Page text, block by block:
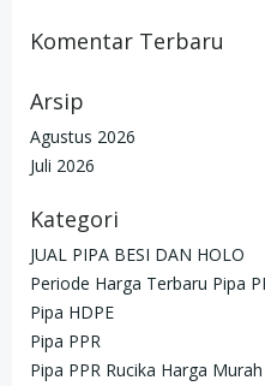
Komentar Terbaru
Arsip
Agustus 2026
Juli 2026
Kategori
JUAL PIPA BESI DAN HOLO
Periode Harga Terbaru Pipa
Pipa HDPE
Pipa PPR
Pipa PPR Rucika Harga